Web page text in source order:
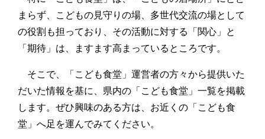
まらず、こどもの見守りの場、多世代交流の場として
の役割も担っており、その活動に対する「関心」と
「期待」は、ますます高まっているところです。
そこで、「こども食堂」運営者の方々から提供いた
だいた情報を基に、県内の「こども食堂」一覧を掲載
します。ぜひ興味のある方は、お近くの「こども食
堂」へ足を運んでみてください。